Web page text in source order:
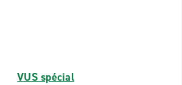
VUS spécial